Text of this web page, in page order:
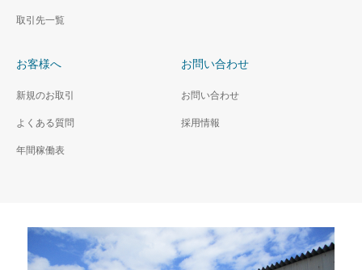
取引先一覧
お客様へ
新規のお取引
よくある質問
年間稼働表
お問い合わせ
お問い合わせ
採用情報